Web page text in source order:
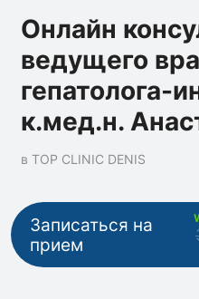
Онлайн
ведущего
гепатолога-
к.мед.н.
в TOP CLINIC DENIS
Записаться на
прием